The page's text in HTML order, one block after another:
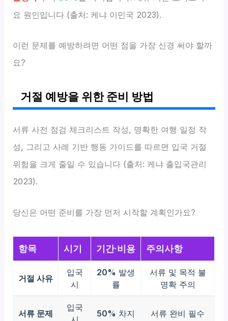
요 원인입니다 (출처: 케냐 이민국 2023).
이런 문제를 예방하려면 어떤 점을 가장 신경 써야 할까
요?
거절 예방을 위한 준비 방법
서류 사전 점검 체크리스트 작성, 명확한 여행 일정 작
성, 그리고 사례 기반 행동 가이드를 따르면 입국 거절
위험을 크게 줄일 수 있습니다 (출처: 케냐 출입국관리
2023).
당신은 어떤 준비를 가장 먼저 시작할 계획인가요?
항목 시기 기간·비용 주의사항
거절 사유
입국
시
20% 발생
률
서류 및 목적 불
명확 주의
서류 문제
입국
50% 차지 서류 완비 필수